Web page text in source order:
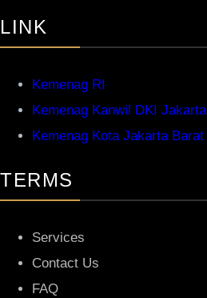
LINK
Kemenag RI
Kemenag Kanwil DKI Jakarta
Kemenag Kota Jakarta Barat
TERMS
Services
Contact Us
FAQ